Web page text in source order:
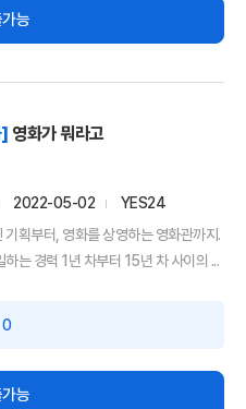
능
] 영화가 뭐라고
2022-05-02
YES24
기획부터, 영화를 상영하는 영화관까지.
하는 경력 1년 차부터 15년 차 사이의 ...
0
능